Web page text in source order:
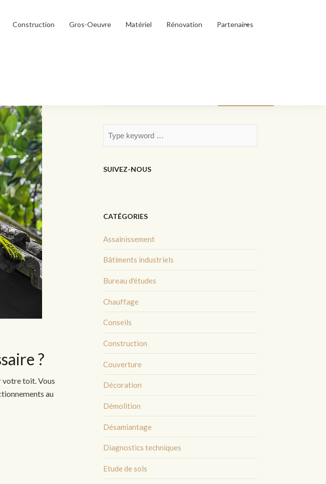
Construction Gros-Oeuvre Matériel Rénovation Partenaires
?
votre toit. Vous
au
SUIVEZ-NOUS
CATÉGORIES
Assainissement
Bâtiments industriels
Bureau d'études
Chauffage
Conseils
Construction
Couverture
Décoration
Démolition
Désamiantage
Diagnostics techniques
Etude de sols